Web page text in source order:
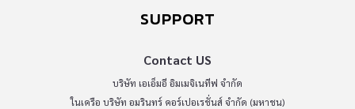
SUPPORT
Contact US
บริษัท เอเอ็มอี อิมเมจิเนทีฟ จำกัด
ในเครือ บริษัท อมรินทร์ คอร์เปอเรชั่นส์ จำกัด (มหาชน)